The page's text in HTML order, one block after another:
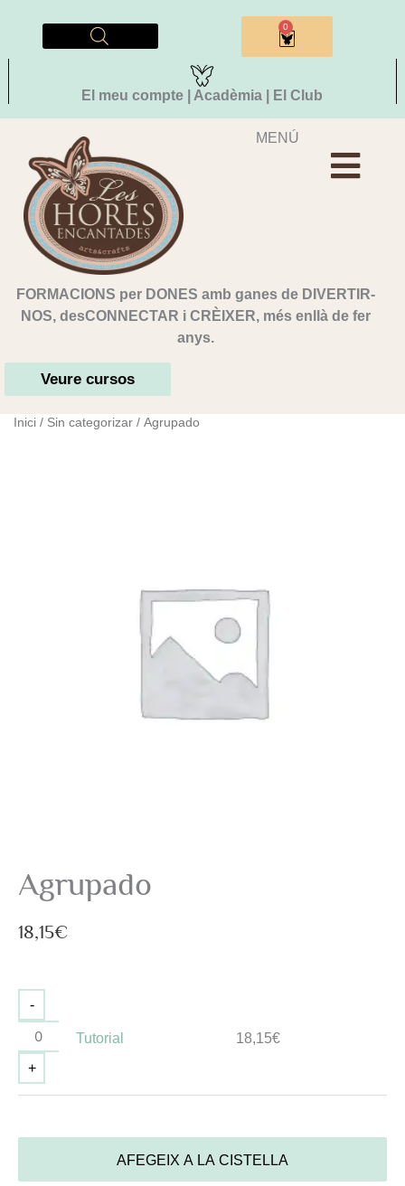
El meu compte | Acadèmia | El Club
0
Cistella
FORMACIONS per DONES amb ganes de DIVERTIR-
NOS, desCONNECTAR i CRÈIXER, més enllà de fer
anys.
Veure cursos
MENÚ
Inici / Sin categorizar / Agrupado
Agrupado
18,15€
-
+
Tutorial 18,15€
AFEGEIX A LA CISTELLA